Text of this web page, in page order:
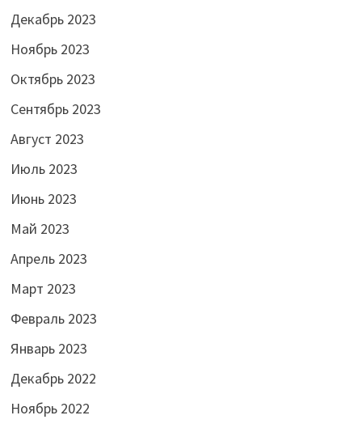
Декабрь 2023
Ноябрь 2023
Октябрь 2023
Сентябрь 2023
Август 2023
Июль 2023
Июнь 2023
Май 2023
Апрель 2023
Март 2023
Февраль 2023
Январь 2023
Декабрь 2022
Ноябрь 2022